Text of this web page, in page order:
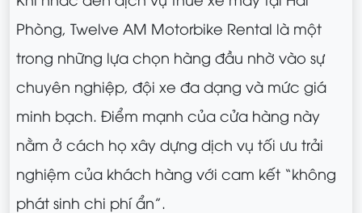
Phòng, Twelve AM Motorbike Rental là một
trong những lựa chọn hàng đầu nhờ vào sự
chuyên nghiệp, đội xe đa dạng và mức giá
minh bạch. Điểm mạnh của cửa hàng này
nằm ở cách họ xây dựng dịch vụ tối ưu trải
nghiệm của khách hàng với cam kết “không
phát sinh chi phí ẩn”.